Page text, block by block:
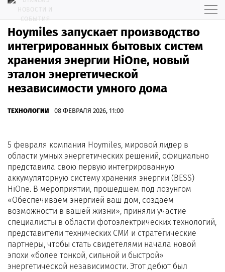
Hoymiles запускает производство
интегрированных бытовых систем
хранения энергии HiOne, новый
эталон энергетической
независимости умного дома
ТЕХНОЛОГИИ 08 ФЕВРАЛЯ 2026, 11:00
5 февраля компания Hoymiles, мировой лидер в
области умных энергетических решений, официально
представила свою первую интегрированную
аккумуляторную систему хранения энергии (BESS)
HiOne. В мероприятии, прошедшем под лозунгом
«Обеспечиваем энергией ваш дом, создаем
возможности в вашей жизни», приняли участие
специалисты в области фотоэлектрических технологий,
представители технических СМИ и стратегические
партнеры, чтобы стать свидетелями начала новой
эпохи «более тонкой, сильной и быстрой»
энергетической независимости. Этот дебют был